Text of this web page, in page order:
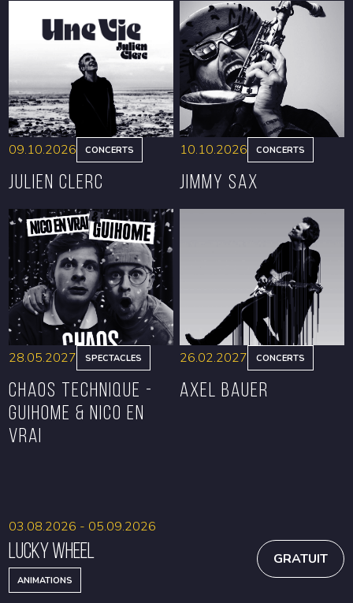
RÉSERVER
09.10.2026 CONCERTS
Julien Clerc
RÉSERVER
10.10.2026 CONCERTS
Jimmy Sax
28.05.2027 SPECTACLES
CHAOS TECHNIQUE -
GUIHOME & NICO EN
VRAI
26.02.2027 CONCERTS
Axel Bauer
Lucky Wheel
ANIMATIONS
03.08.2026 - 05.09.2026
GRATUIT